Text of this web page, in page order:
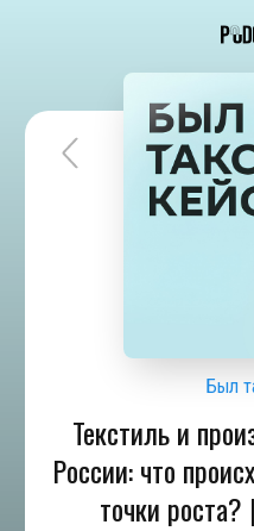
Был
Текстиль и
России: что
точки